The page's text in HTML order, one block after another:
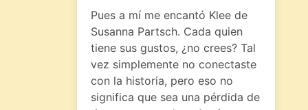
Pues a mí me encantó Klee de
Susanna Partsch. Cada quien
tiene sus gustos, ¿no crees? Tal
vez simplemente no conectaste
con la historia, pero eso no
significa que sea una pérdida de